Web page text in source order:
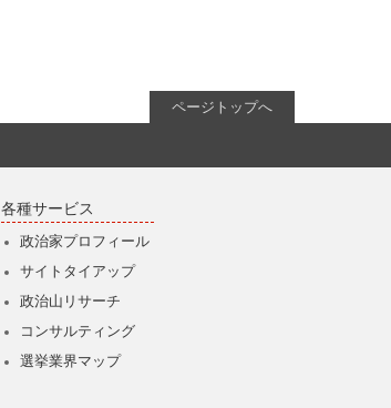
ページトップへ
各種サービス
政治家プロフィール
サイトタイアップ
政治山リサーチ
コンサルティング
選挙業界マップ